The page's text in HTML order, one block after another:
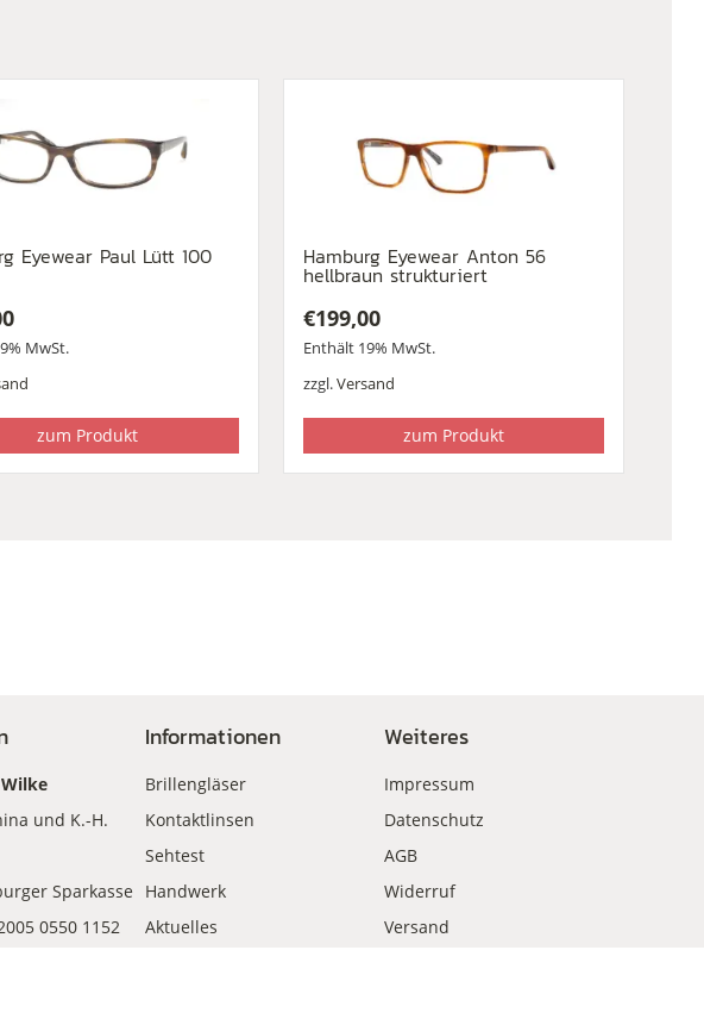
Eyewear Paul Lütt 100
MwSt.
zum Produkt
Hamburg Eyewear Anton 56
hellbraun strukturiert
€199,00
Enthält 19% MwSt.
zzgl.Versand
zum Produkt
und K.-H.
Sparkasse
0550 1152
Informationen
Brillengläser
Kontaktlinsen
Sehtest
Handwerk
Aktuelles
Weiteres
Impressum
Datenschutz
AGB
Widerruf
Versand